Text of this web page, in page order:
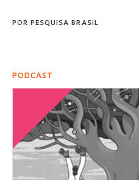
POR PESQUISA BRASIL
PODCAST